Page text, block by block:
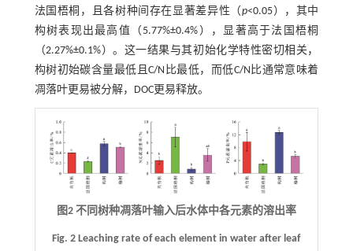
法国梧桐，且各树种间存在显著差异性（ p<0.05），其中
构树表现出最高值（5.77%±0.4%），显著高于法国梧桐
（2.27%±0.1%）。这一结果与其初始化学特性密切相关，
构树初始碳含量最低且C/N比最低，而低C/N比通常意味着
凋落叶更易被分解，DOC更易释放。
图2 不同树种凋落叶输入后水体中各元素的溶出率
Fig. 2 Leaching rate of each element in water after leaf